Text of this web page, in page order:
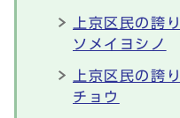
上京区民の誇
ソメイヨシノ
上京区民の誇
チョウ